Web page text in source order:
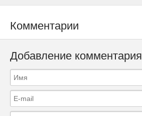
Комментарии
Добавление комментария